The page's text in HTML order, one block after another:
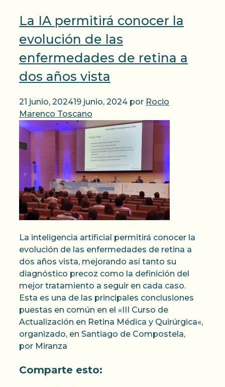
La IA permitirá conocer la
evolución de las
enfermedades de retina a
dos años vista
21 junio, 202419 junio, 2024 por Rocio
Marenco Toscano
La inteligencia artificial permitirá conocer la
evolución de las enfermedades de retina a
dos años vista, mejorando así tanto su
diagnóstico precoz como la definición del
mejor tratamiento a seguir en cada caso.
Esta es una de las principales conclusiones
puestas en común en el «III Curso de
Actualización en Retina Médica y Quirúrgica«,
organizado, en Santiago de Compostela,
por Miranza
Comparte esto: